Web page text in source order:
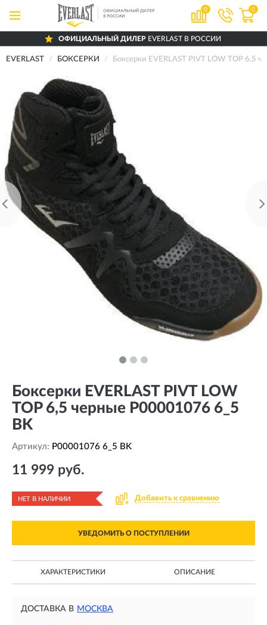
0 0
ОФИЦИАЛЬНЫЙ ДИЛЕР EVERLAST В РОССИИ
EVERLAST БОКСЕРКИ Боксерки EVERLAST PIVT LOW TOP 6,5
Боксерки EVERLAST PIVT LOW
TOP 6,5 черные P00001076 6_5
BK
Артикул: P00001076 6_5 BK
11 999 руб.
НЕТ В НАЛИЧИИ Добавить к сравнению
УВЕДОМИТЬ О ПОСТУПЛЕНИИ
ХАРАКТЕРИСТИКИ ОПИСАНИЕ
ДОСТАВКА В МОСКВА